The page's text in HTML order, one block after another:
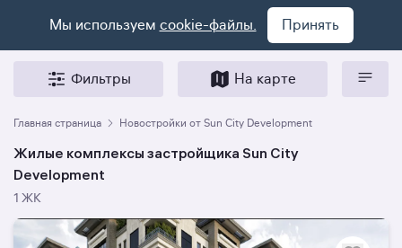
Мы используем cookie-файлы. Принять
Фильтры На карте
Главная страница Новостройки от Sun City Development
Жилые комплексы застройщика Sun City
Development
1 ЖК